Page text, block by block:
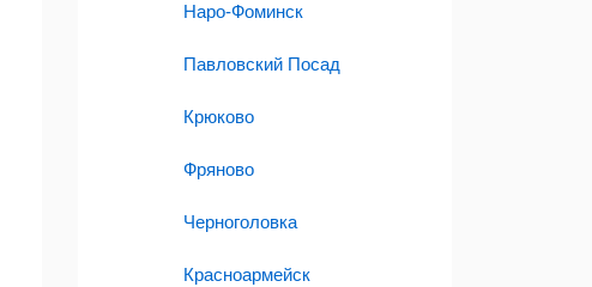
Наро-Фоминск
Павловский Посад
Крюково
Фряново
Черноголовка
Красноармейск